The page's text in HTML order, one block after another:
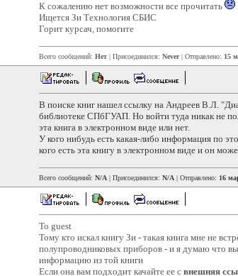
К сожалению нет возможности все прочитать
Ищется Зи Технология СБИС
Горит курсач, помогите
Всего сообщений: Нет | Присоединился: Never| Отправлено: 15
В поиске книг нашел ссылку на Андреев В.Л.
библиотеке СПбГУАП. Но войти туда никак не
эта книга в электронном виде или нет.
У кого нибудь есть какая-либо информация по
кого есть эта книгу в электронном виде и он
Всего сообщений: N/A | Присоединился: N/A | Отправлено: 16
To guest
Тому кто искал книгу Зи - такая книга мне не
полупроводниковых приборов - и я думаю что
информацию из той книги
Если она вам подходит качайте ее с внешняя